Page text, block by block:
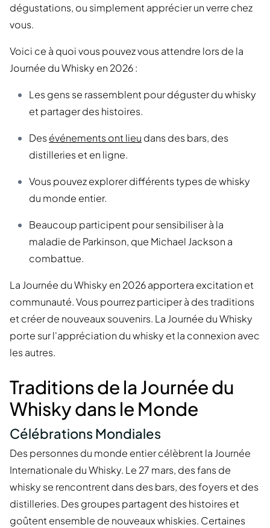
dégustations, ou simplement apprécier un verre chez
vous.
Voici ce à quoi vous pouvez vous attendre lors de la
Journée du Whisky en 2026 :
Les gens se rassemblent pour déguster du whisky
et partager des histoires.
Desévénements ont lieu dans des bars, des
distilleries et en ligne.
Vous pouvez explorer différents types de whisky
du monde entier.
Beaucoup participent pour sensibiliser à la
maladie de Parkinson, que Michael Jackson a
combattue.
La Journée du Whisky en 2026 apportera excitation et
communauté. Vous pourrez participer à des traditions
et créer de nouveaux souvenirs. La Journée du Whisky
porte sur l'appréciation du whisky et la connexion avec
les autres.
Traditions de la Journée du
Whisky dans le Monde
Célébrations Mondiales
Des personnes du monde entier célèbrent la Journée
Internationale du Whisky. Le 27 mars, des fans de
whisky se rencontrent dans des bars, des foyers et des
distilleries. Des groupes partagent des histoires et
goûtent ensemble de nouveaux whiskies. Certaines